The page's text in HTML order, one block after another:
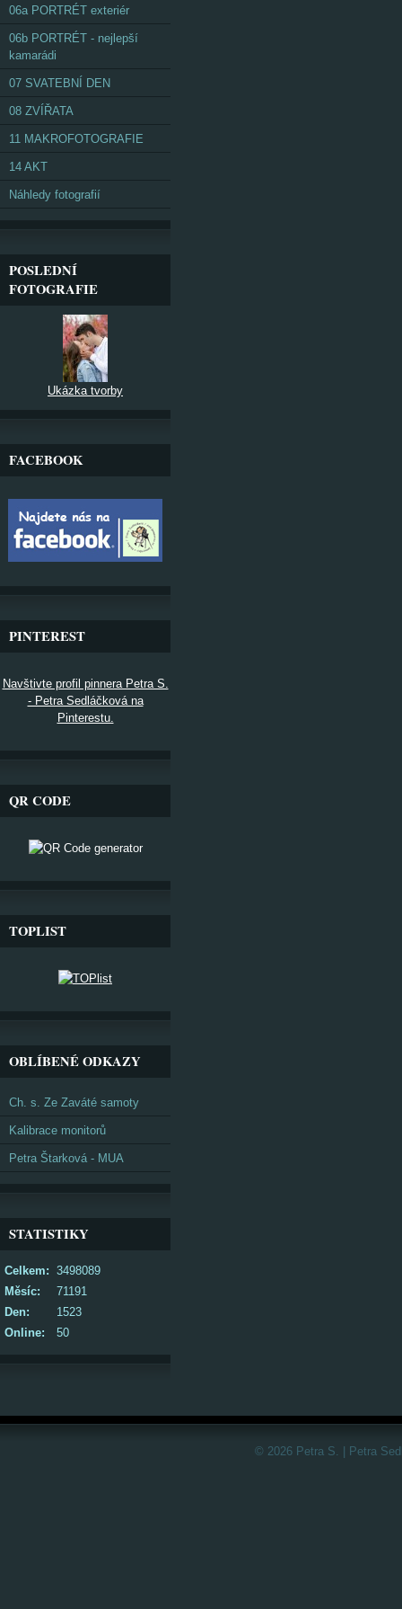
06a PORTRÉT exteriér
06b PORTRÉT - nejlepší
kamarádi
07 SVATEBNÍ DEN
08 ZVÍŘATA
11 MAKROFOTOGRAFIE
14 AKT
Náhledy fotografií
POSLEDNÍ
FOTOGRAFIE
Ukázka tvorby
FACEBOOK
PINTEREST
Navštivte profil pinnera Petra S.
- Petra Sedláčková na
Pinterestu.
QR CODE
TOPLIST
OBLÍBENÉ ODKAZY
Ch. s. Ze Zaváté samoty
Kalibrace monitorů
Petra Štarková - MUA
STATISTIKY
Online: 50
Celkem: 3498089
Měsíc:
71191
Den:
1523
© 2026 Petra S. | Petra